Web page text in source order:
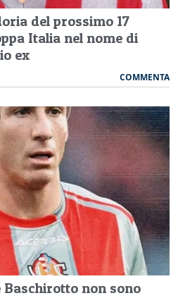
del prossimo 17
Italia nel nome di
ex
COMMENTA
non sono